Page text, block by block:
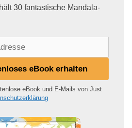
30 fantastische Mandala-
eBook erhalten
eBook und E-Mails von Just